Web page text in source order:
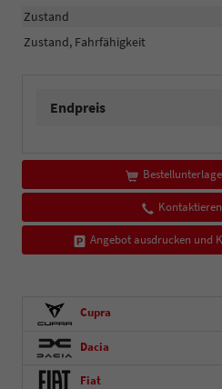
Zustand
Zustand, Fahrfähigkeit
Endpreis
Angebot ausdrucken und
Cupra
Dacia
Fiat